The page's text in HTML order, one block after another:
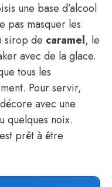
une base d’alcool
pas masquer les
sirop de caramel, le
avec de la glace.
tous les
Pour servir,
avec une
quelques noix.
prêt à être